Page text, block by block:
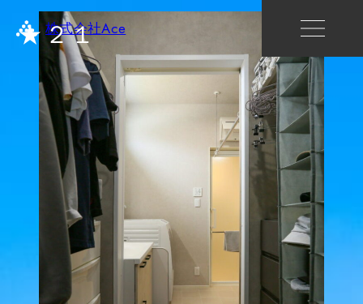
株式会社Ace
★２１